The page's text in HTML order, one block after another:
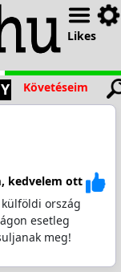
Likes
Követéseim
kedvelem ott
ország
esetleg
meg!